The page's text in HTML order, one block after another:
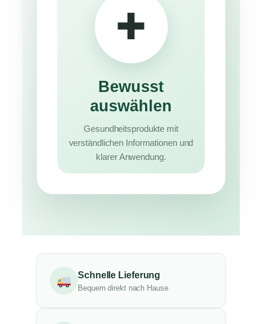
✚
Bewusst
auswählen
Gesundheitsprodukte mit
verständlichen Informationen und
klarer Anwendung.
Schnelle Lieferung
Bequem direkt nach Hause